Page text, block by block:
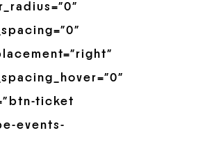
ticket
events-